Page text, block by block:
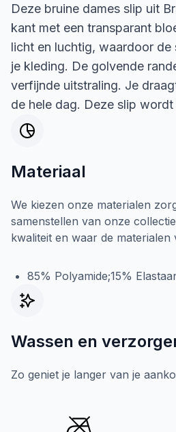
Deze bruine dames slip uit
kant met een transparant
licht en luchtig, waardoor
je kleding. De golvende
verfijnde uitstraling. Je
de hele dag. Deze slip
Materiaal
We kiezen onze materialen
samenstellen van onze
kwaliteit en waar de materialen
85% Polyamide;15%
Wassen en
Zo geniet je langer van je